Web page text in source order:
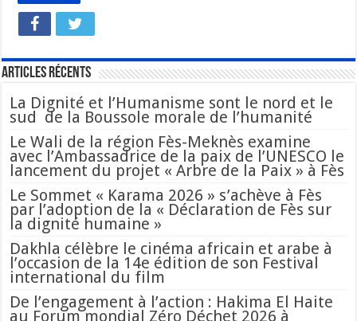
Articles Récents
La Dignité et l’Humanisme sont le nord et le
sud de la Boussole morale de l’humanité
Le Wali de la région Fès-Meknès examine
avec l’Ambassadrice de la paix de l’UNESCO le
lancement du projet « Arbre de la Paix » à Fès
Le Sommet « Karama 2026 » s’achève à Fès
par l’adoption de la « Déclaration de Fès sur
la dignité humaine »
Dakhla célèbre le cinéma africain et arabe à
l’occasion de la 14e édition de son Festival
international du film
De l’engagement à l’action : Hakima El Haite
au Forum mondial Zéro Déchet 2026 à